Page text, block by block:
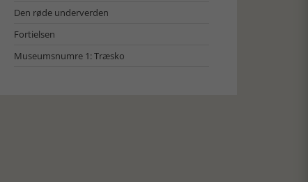
Den røde underverden
Fortielsen
Museumsnumre 1: Træsko